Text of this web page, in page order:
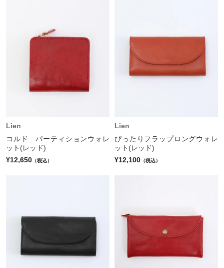
Lien
コルド パーティションウォレ
ット(レッド)
¥12,650 （税込）
Lien
ぴったりフラップロングウォレ
ット(レッド)
¥12,100 （税込）